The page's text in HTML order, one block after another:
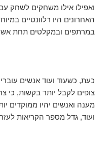
ואפילו אילו משחקים לשחק
האחרונים היו רלוונטיים
במרתפים ובמקלטים תחת אש
כעת, כשעוד ועוד אנשים
צופים לקבל יותר בקשות, כי
מענה ואנשים יהיו ממוקדים
ועוד, גדל מספר הקריאות לעזרה